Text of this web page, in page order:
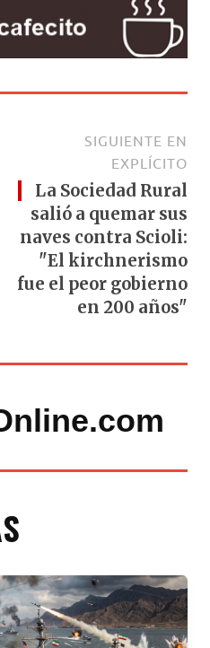
SIGUIENTE EN
EXPLÍCITO
La Sociedad Rural
salió a quemar sus
naves contra Scioli:
"El kirchnerismo
fue el peor gobierno
en 200 años"